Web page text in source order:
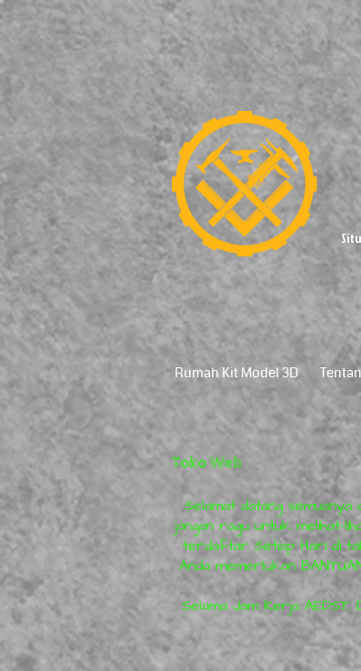
Rumah Kit Model 3D
Toko Web
Selamat datang semuanya
jangan ragu untuk melihat-
terdaftar Setiap Hari di
Anda memerlukan
Selama Jam Kerja